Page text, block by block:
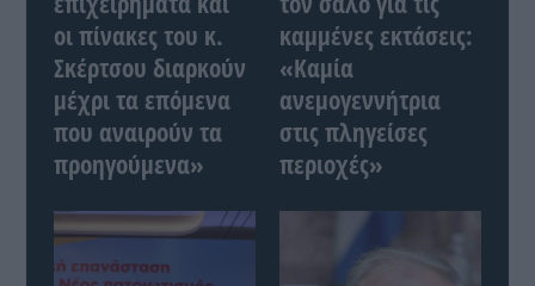
οι πίνακες του κ.
Σκέρτσου διαρκούν
μέχρι τα επόμενα
που αναιρούν τα
προηγούμενα»
καμμένες εκτάσεις:
«Καμία
ανεμογεννήτρια
στις πληγείσες
περιοχές»